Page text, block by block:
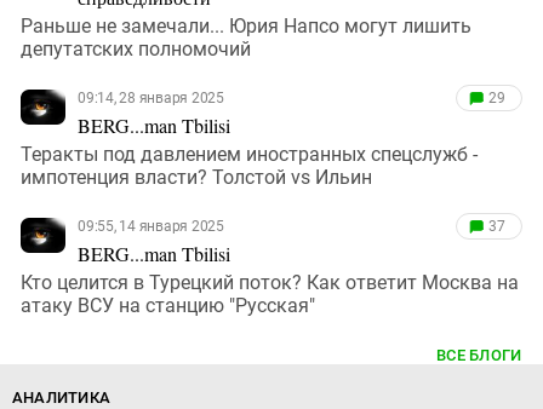
Раньше не замечали... Юрия Напсо могут лишить
депутатских полномочий
09:14, 28 января 2025
BERG...man Tbilisi
29
Теракты под давлением иностранных спецслужб -
импотенция власти? Толстой vs Ильин
09:55, 14 января 2025
BERG...man Tbilisi
37
Кто целится в Турецкий поток? Как ответит Москва на
атаку ВСУ на станцию "Русская"
ВСЕ БЛОГИ
АНАЛИТИКА